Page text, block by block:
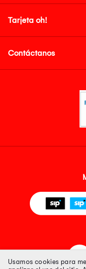
Tarjeta oh!
Contáctanos
Usamos cookies para